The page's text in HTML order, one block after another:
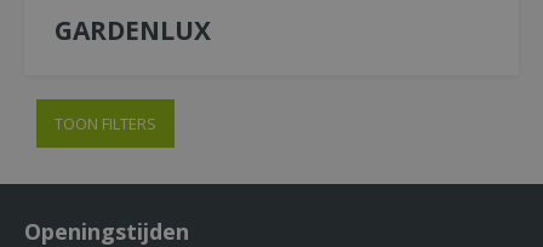
GARDENLUX
TOON FILTERS
Openingstijden